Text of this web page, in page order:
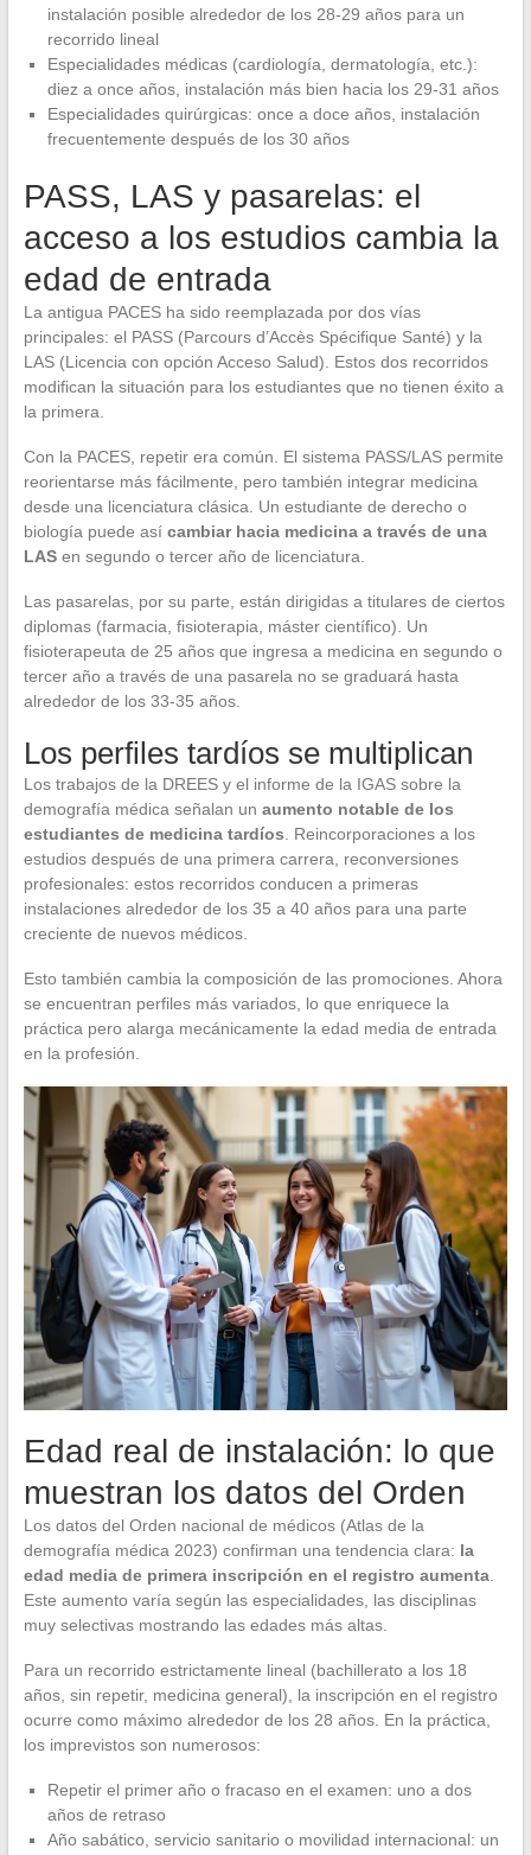
instalación posible alrededor de los 28-29 años para un
recorrido lineal
Especialidades médicas (cardiología, dermatología, etc.):
diez a once años, instalación más bien hacia los 29-31 años
Especialidades quirúrgicas: once a doce años, instalación
frecuentemente después de los 30 años
PASS, LAS y pasarelas: el
acceso a los estudios cambia la
edad de entrada
La antigua PACES ha sido reemplazada por dos vías
principales: el PASS (Parcours d’Accès Spécifique Santé) y la
LAS (Licencia con opción Acceso Salud). Estos dos recorridos
modifican la situación para los estudiantes que no tienen éxito a
la primera.
Con la PACES, repetir era común. El sistema PASS/LAS permite
reorientarse más fácilmente, pero también integrar medicina
desde una licenciatura clásica. Un estudiante de derecho o
biología puede así cambiar hacia medicina a través de una
LASen segundo o tercer año de licenciatura.
Las pasarelas, por su parte, están dirigidas a titulares de ciertos
diplomas (farmacia, fisioterapia, máster científico). Un
fisioterapeuta de 25 años que ingresa a medicina en segundo o
tercer año a través de una pasarela no se graduará hasta
alrededor de los 33-35 años.
Los perfiles tardíos se multiplican
Los trabajos de la DREES y el informe de la IGAS sobre la
demografía médica señalan un aumento notable de los
estudiantes de medicina tardíos. Reincorporaciones a los
estudios después de una primera carrera, reconversiones
profesionales: estos recorridos conducen a primeras
instalaciones alrededor de los 35 a 40 años para una parte
creciente de nuevos médicos.
Esto también cambia la composición de las promociones. Ahora
se encuentran perfiles más variados, lo que enriquece la
práctica pero alarga mecánicamente la edad media de entrada
en la profesión.
Edad real de instalación: lo que
muestran los datos del Orden
Los datos del Orden nacional de médicos (Atlas de la
demografía médica 2023) confirman una tendencia clara: la
edad media de primera inscripción en el registro aumenta.
Este aumento varía según las especialidades, las disciplinas
muy selectivas mostrando las edades más altas.
Para un recorrido estrictamente lineal (bachillerato a los 18
años, sin repetir, medicina general), la inscripción en el registro
ocurre como máximo alrededor de los 28 años. En la práctica,
los imprevistos son numerosos:
Repetir el primer año o fracaso en el examen: uno a dos
años de retraso
Año sabático, servicio sanitario o movilidad internacional: un